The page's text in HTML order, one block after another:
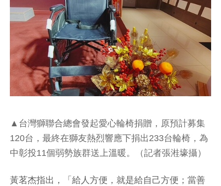
▲台灣獅聯合總會發起愛心輪椅捐贈，原預計募集
120台，最終在獅友熱烈響應下捐出233台輪椅，為
中彰投11個弱勢族群送上溫暖。（記者張溎壕攝）
黃茗杰指出，「給人方便，就是給自己方便；當善